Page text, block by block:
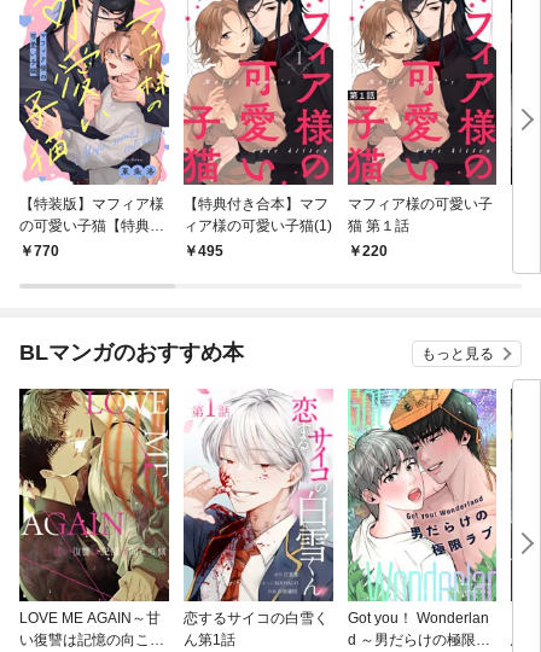
【特装版】マフィア様
の可愛い子猫【特典付
き】770
【特典付き合本】マフ
ィア様の可愛い子猫(1)
495
マフィア様の可愛い子
猫 第１話
220
BLマンガのおすすめ本 もっと見る
LOVE ME AGAIN～甘
い復讐は記憶の向こう
恋するサイコの白雪く
ん第1話
Got you！ Wonderlan
d ～男だらけの極限ラ
鳥